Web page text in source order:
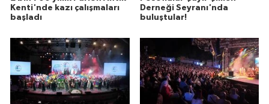
Kenti'nde kazı çalışmaları
başladı
Derneği Seyranı'nda
buluştular!